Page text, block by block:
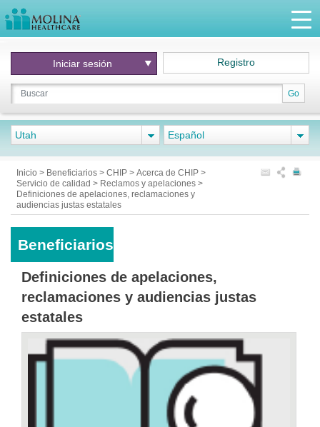
Go
Iniciar sesión Registro
Utah Español
Inicio > Beneficiarios > CHIP > Acerca de CHIP >
Servicio de calidad > Reclamos y apelaciones >
Definiciones de apelaciones, reclamaciones y
audiencias justas estatales
Beneficiarios
Definiciones de apelaciones,
reclamaciones y audiencias justas
estatales